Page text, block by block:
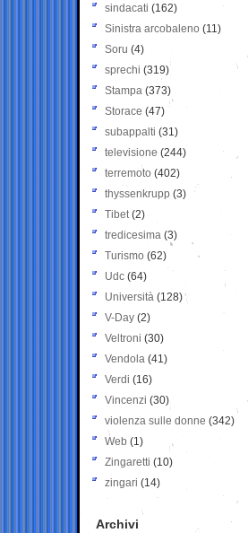
sindacati (162)
Sinistra arcobaleno (11)
Soru (4)
sprechi (319)
Stampa (373)
Storace (47)
subappalti (31)
televisione(244)
terremoto (402)
thyssenkrupp (3)
Tibet(2)
tredicesima (3)
Turismo (62)
Udc (64)
Università (128)
V-Day (2)
Veltroni (30)
Vendola (41)
Verdi (16)
Vincenzi (30)
violenza sulle donne (342)
Web (1)
Zingaretti (10)
zingari (14)
Archivi